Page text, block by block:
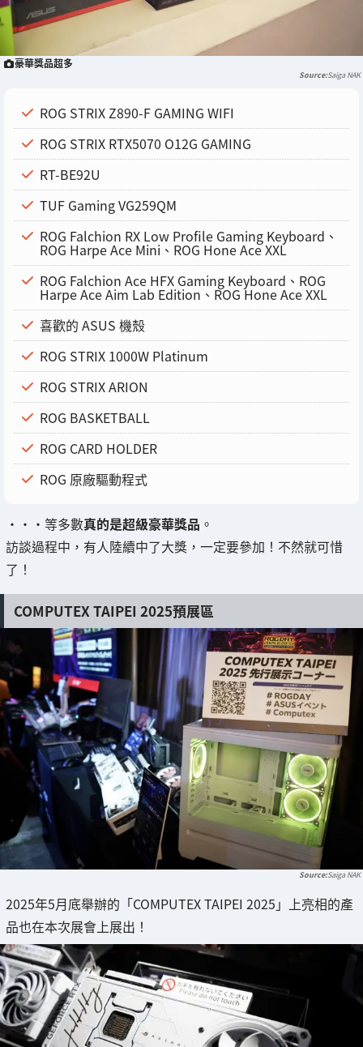
豪華獎品超多
Saiga NAK
ROG STRIX Z890-F GAMING WIFI
ROG STRIX RTX5070 O12G GAMING
RT-BE92U
TUF Gaming VG259QM
ROG Falchion RX Low Profile Gaming Keyboard、
ROG Harpe Ace Mini、ROG Hone Ace XXL
ROG Falchion Ace HFX Gaming Keyboard、ROG
Harpe Ace Aim Lab Edition、ROG Hone Ace XXL
喜歡的 ASUS 機殼
ROG STRIX 1000W Platinum
ROG STRIX ARION
ROG BASKETBALL
ROG CARD HOLDER
ROG 原廠驅動程式
・・・等多數真的是超級豪華獎品 。
訪談過程中，有人陸續中了大獎，一定要參加！不然就可惜
了！
COMPUTEX TAIPEI 2025預展區
Saiga NAK
2025年5月底舉辦的「COMPUTEX TAIPEI 2025」上亮相的產
品也在本次展會上展出！